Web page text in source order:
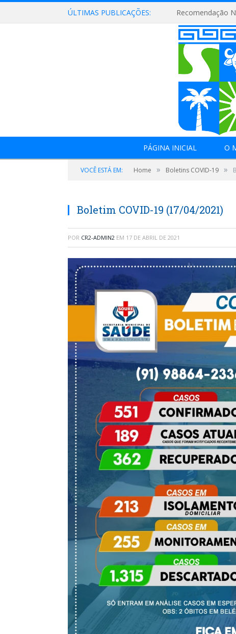
ÚLTIMAS PUBLICAÇÕES: Recomendação
PÁGINA INICIAL O
VOCÊ ESTÁ EM: Home » Boletins COVID-19 »
Boletim COVID-19 (17/04/2021)
POR CR2-ADMIN2 EM 17 DE ABRIL DE 2021